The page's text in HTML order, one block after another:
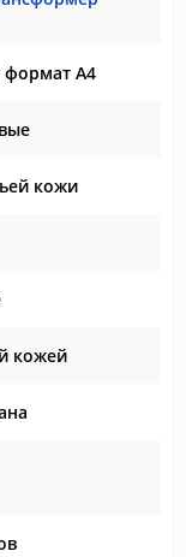
А4
кожи
кожей